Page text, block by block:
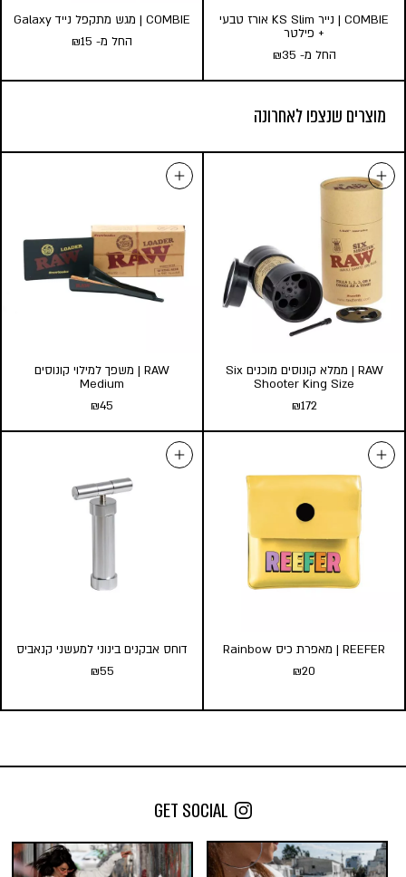
COMBIE | נייר KS Slim אורז טבעי
+ פילטר
החל מ-
₪35
COMBIE | נייר KS Slim אורז
החל מ- ₪35
כמות במארז:
הוסף לעגלה
COMBIE | מגש מתקפל נייד Galaxy
החל מ-
₪15
החל מ- ₪15
הוסף לעגלה
מוצרים שנצפו לאחרונה
RAW | ממלא קונוסים מוכנים Six
Shooter King Size
₪172
Shooter King Size
₪172
הוספה לסל
RAW | משפך למילוי קונוסים
Medium
₪45
Medium
₪45
REEFER | מאפרת כיס Rainbow
₪20
₪20
דוחס אבקנים בינוני למעשני קנאביס
₪55
GET SOCIAL